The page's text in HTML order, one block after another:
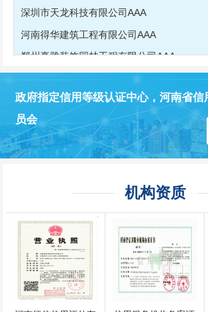
深圳市天龙科技有限公司AAA
河南得华建筑工程有限公司AAA
郑州豪雅装饰园林工程有限公司AAA
河南创优食品有限公司AAA
河南省工友建筑有限公司AAA
安阳市园林建设工程处AAA
安阳市园林建设工程处AAA
政府指定信用等级认证中心，河南省信
员会
机构资质